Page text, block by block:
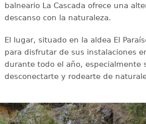
balneario La Cascada ofrece una
descanso con la naturaleza.
El lugar, situado en la aldea El
para disfrutar de sus instalaciones
durante todo el año, especialmente
desconectarte y rodearte de